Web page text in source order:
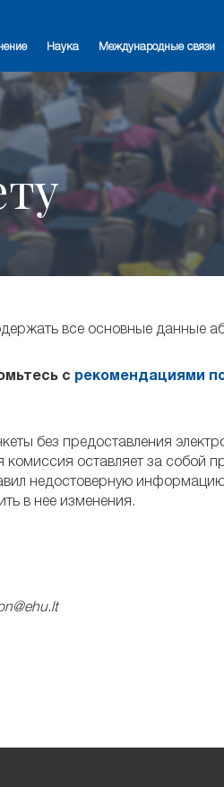
Наука Международные связи
все основные данные
с рекомендациями
без предоставления
оставляет за собой
недостоверную
в нее изменения.